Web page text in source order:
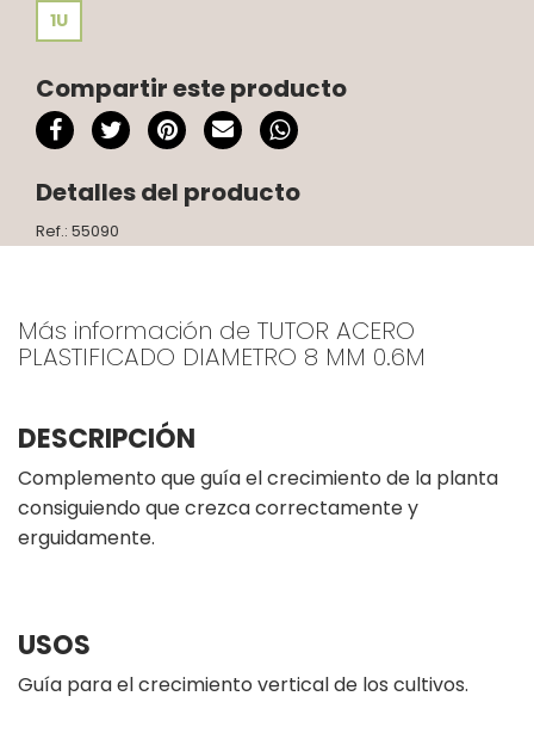
1U
Compartir este producto
Detalles del producto
Ref.: 55090
Más información de TUTOR ACERO
PLASTIFICADO DIAMETRO 8 MM 0.6M
DESCRIPCIÓN
Complemento que guía el crecimiento de la planta
consiguiendo que crezca correctamente y
erguidamente.
USOS
Guía para el crecimiento vertical de los cultivos.